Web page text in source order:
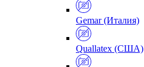
Gemar (Италия)
Quallatex (США)